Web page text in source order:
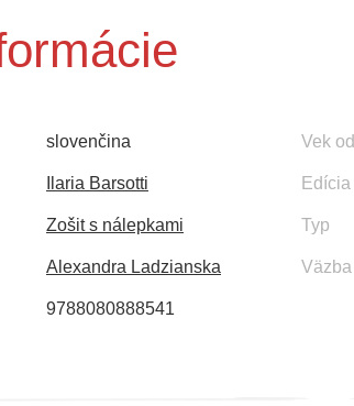
slovenčina
Ilaria Barsotti
Zošit s nálepkami
Alexandra Ladzianska
9788080888541
Vek od
Edícia
Typ
Väzba